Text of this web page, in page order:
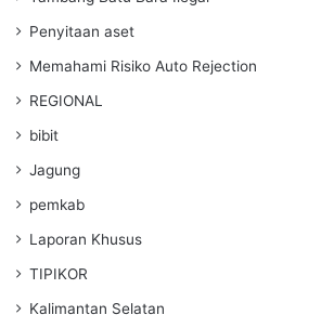
Penyitaan aset
Memahami Risiko Auto Rejection
REGIONAL
bibit
Jagung
pemkab
Laporan Khusus
TIPIKOR
Kalimantan Selatan